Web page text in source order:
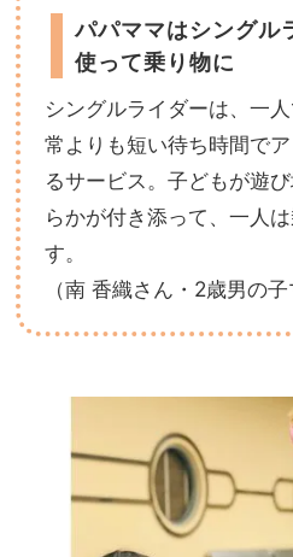
パパママはシングル
使って乗り物に
シングルライダーは、一
常よりも短い待ち時間で
るサービス。子どもが遊
らかが付き添って、一人
す。
（南 香織さん・2歳男の子